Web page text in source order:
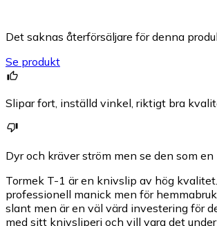
Det saknas återförsäljare för denna
Se produkt
Slipar fort, inställd vinkel, riktigt bra
Dyr och kräver ström men se den som
Tormek T-1 är en knivslip av hög
professionell manick men för
slant men är en väl värd investering för
med sitt knivsliperi och vill vara det